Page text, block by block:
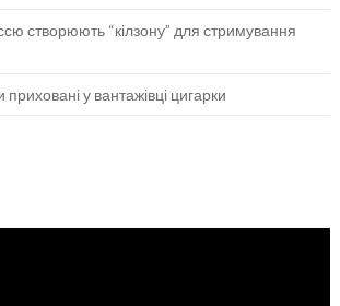
створюють “кілзону” для стримування
у вантажівці цигарки